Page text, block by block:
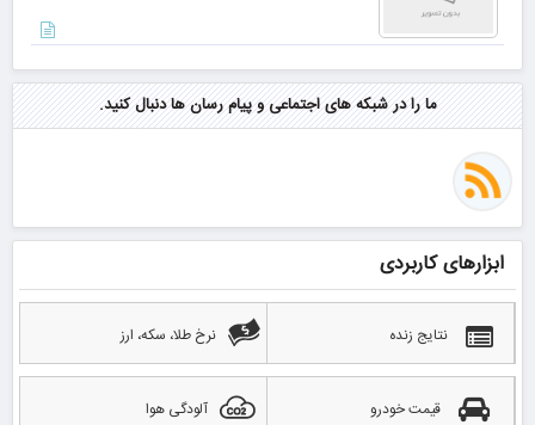
ما را در شبکه های اجتماعی و پیام رسان ها دنبال کنید.
ابزارهای کاربردی
نتایج زنده نرخ طلا، سکه، ارز
قیمت خودرو آلودگی هوا